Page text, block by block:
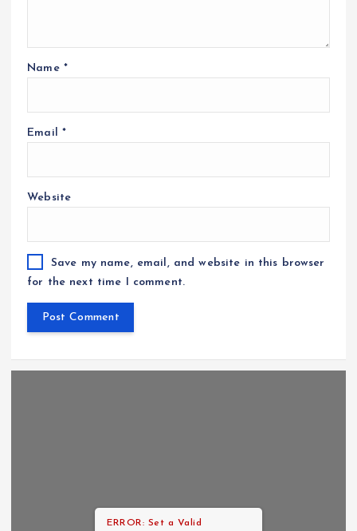
Name *
Email *
Website
Save my name, email, and website in this browser
for the next time I comment.
ERROR: Set a Valid